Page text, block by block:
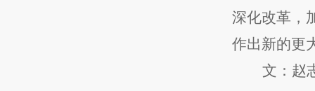
深化改革，
作出新的更
文：赵